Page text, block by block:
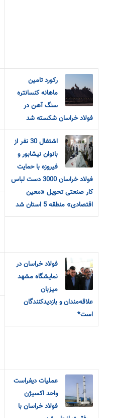
رکورد تامین
ماهانه کنسانتره
سنگ آهن در
فولاد خراسان شکسته شد
اشتغال 30 نفر از
بانوان نیشابور و
فیروزه با حمایت
فولاد خراسان 3000 دست لباس
کار صنعتی تحویل «معین
اقتصادی» منطقه 5 استان شد
فولاد خراسان در
نمایشگاه مشهد
میزبان
علاقه‌مندان و‌ بازدیدکنندگان
است*
عملیات دیفراست
واحد اکسیژن
فولاد خراسان با